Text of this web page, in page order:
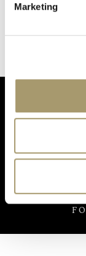
Marketing
Veröffentlicht auf: 9.
VERPASSEN